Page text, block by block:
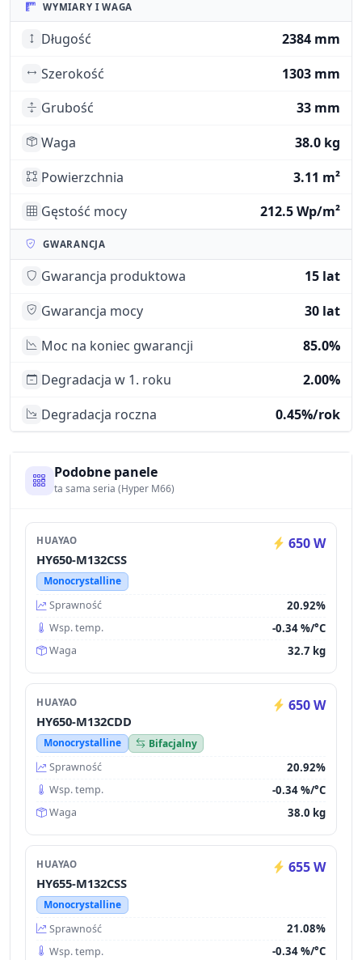
WYMIARY I WAGA
Długość
2384 mm
Szerokość
1303 mm
Grubość
33 mm
Waga
38.0 kg
Powierzchnia
3.11 m²
Gęstość mocy
212.5 Wp/m²
GWARANCJA
Gwarancja produktowa
15 lat
Gwarancja mocy
30 lat
Moc na koniec gwarancji
85.0%
Degradacja w 1. roku
2.00%
Degradacja roczna
0.45%/rok
Podobne panele
ta sama seria (Hyper M66)
HUAYAO 650 W
HY650-M132CSS
Monocrystalline
Sprawność
20.92%
Wsp. temp. -0.34 %/°C
Waga 32.7 kg
HUAYAO 650 W
HY650-M132CDD
Monocrystalline
Bifacjalny
Sprawność
20.92%
Wsp. temp. -0.34 %/°C
Waga 38.0 kg
HUAYAO 655 W
HY655-M132CSS
Monocrystalline
Sprawność
21.08%
Wsp. temp. -0.34 %/°C